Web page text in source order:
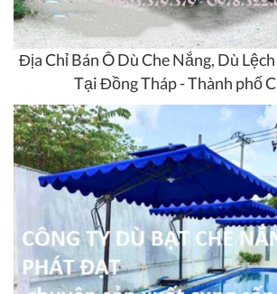
Địa Chỉ Bán Ô Dù Che Nắng, Dù
Tại Đồng Tháp - Thành phố